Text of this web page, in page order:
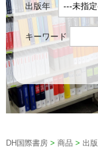
出版年
キーワード
DH国際書房 > 商品 > 出